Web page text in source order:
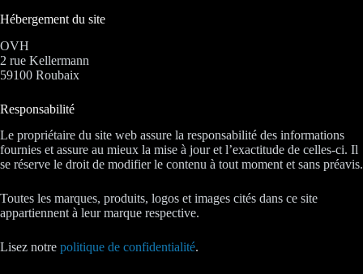
Hébergement du site
OVH
2 rue Kellermann
59100 Roubaix
Responsabilité
Le propriétaire du site web assure la responsabilité des informations
fournies et assure au mieux la mise à jour et l’exactitude de celles-ci. Il
se réserve le droit de modifier le contenu à tout moment et sans préavis.
Toutes les marques, produits, logos et images cités dans ce site
appartiennent à leur marque respective.
Lisez notre politique de confidentialité.